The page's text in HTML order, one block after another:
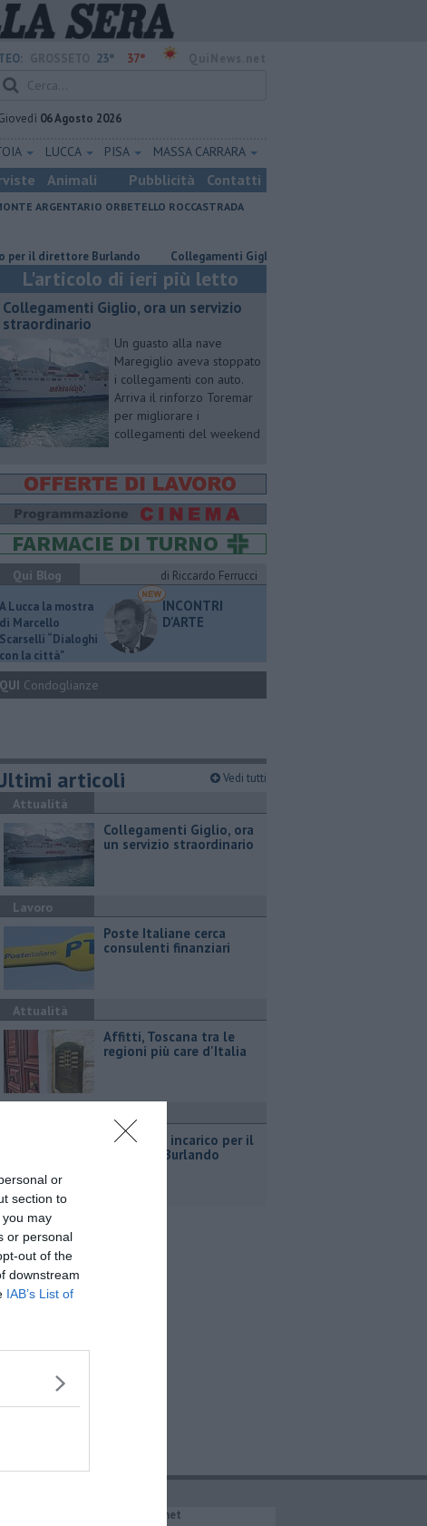
or
section to
may
or personal
out of the
downstream
IAB’s List of
23° 37°
06 Agosto 2026
LUCCA PISA MASSA CARRARA
Animali Pubblicità Contatti
ARGENTARIO ORBETELLO ROCCASTRADA
Burlando Collegamenti Giglio, ora un servizio straordinario
L'articolo di ieri più letto
Collegamenti Giglio, ora un servizio
straordinario
Un guasto alla nave
Maregiglio aveva stoppato
i collegamenti con auto.
Arriva il rinforzo Toremar
per migliorare i
collegamenti del weekend
Qui Blog
di Riccardo Ferrucci
A Lucca la mostra
di Marcello
Scarselli “Dialoghi
con la città"
INCONTRI
D'ARTE
QUI Condoglianze
articoli Vedi tutti
Attualità
Collegamenti Giglio, ora
un servizio straordinario
Lavoro
Poste Italiane cerca
consulenti finanziari
Attualità
Affitti, Toscana tra le
regioni più care d'Italia
Parco, fine incarico per il
direttore Burlando
IL NETWORK QuiNews.net